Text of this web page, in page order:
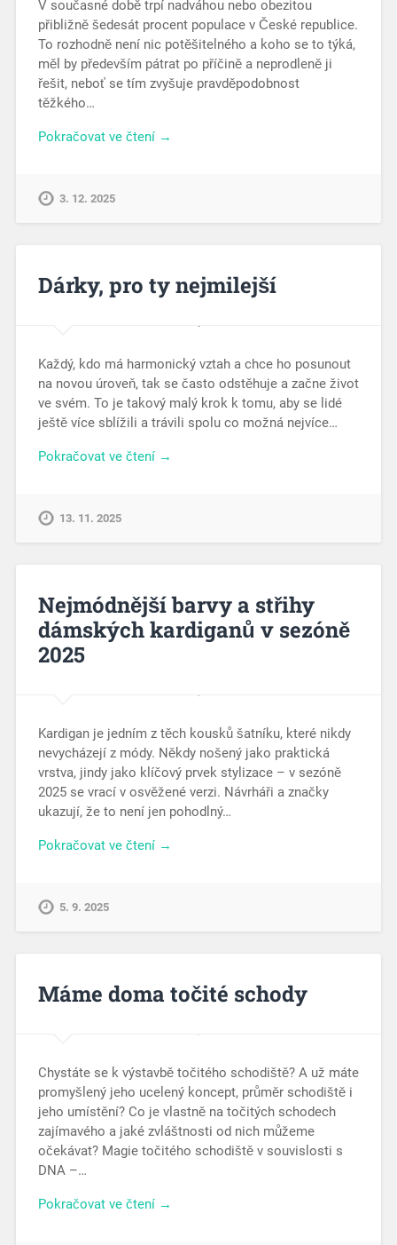
V současné době trpí nadváhou nebo obezitou
přibližně šedesát procent populace v České republice.
To rozhodně není nic potěšitelného a koho se to týká,
měl by především pátrat po příčině a neprodleně ji
řešit, neboť se tím zvyšuje pravděpodobnost
těžkého…
Pokračovat ve čtení →
3. 12. 2025
Dárky, pro ty nejmilejší
Každý, kdo má harmonický vztah a chce ho posunout
na novou úroveň, tak se často odstěhuje a začne život
ve svém. To je takový malý krok k tomu, aby se lidé
ještě více sblížili a trávili spolu co možná nejvíce…
Pokračovat ve čtení →
13. 11. 2025
Nejmódnější barvy a střihy
dámských kardiganů v sezóně
2025
Kardigan je jedním z těch kousků šatníku, které nikdy
nevycházejí z módy. Někdy nošený jako praktická
vrstva, jindy jako klíčový prvek stylizace – v sezóně
2025 se vrací v osvěžené verzi. Návrháři a značky
ukazují, že to není jen pohodlný…
Pokračovat ve čtení →
5. 9. 2025
Máme doma točité schody
Chystáte se k výstavbě točitého schodiště? A už máte
promyšlený jeho ucelený koncept, průměr schodiště i
jeho umístění? Co je vlastně na točitých schodech
zajímavého a jaké zvláštnosti od nich můžeme
očekávat? Magie točitého schodiště v souvislosti s
DNA –…
Pokračovat ve čtení →